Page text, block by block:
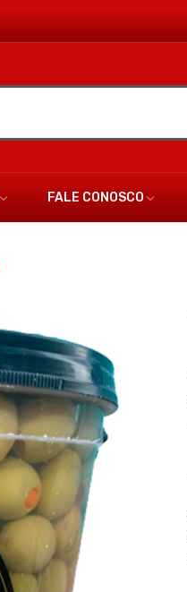
FALE CONOSCO